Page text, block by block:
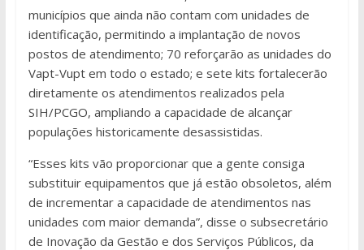
municípios que ainda não contam com unidades de
identificação, permitindo a implantação de novos
postos de atendimento; 70 reforçarão as unidades do
Vapt-Vupt em todo o estado; e sete kits fortalecerão
diretamente os atendimentos realizados pela
SIH/PCGO, ampliando a capacidade de alcançar
populações historicamente desassistidas.
“Esses kits vão proporcionar que a gente consiga
substituir equipamentos que já estão obsoletos, além
de incrementar a capacidade de atendimentos nas
unidades com maior demanda”, disse o subsecretário
de Inovação da Gestão e dos Serviços Públicos, da